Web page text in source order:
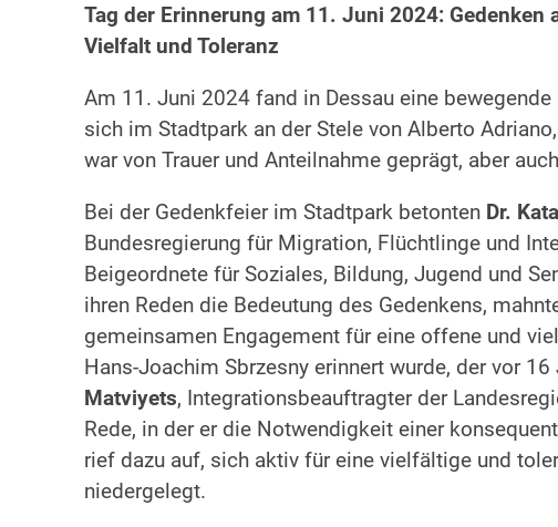
Tag der Erinnerung am 11. Juni 2024:
Vielfalt und Toleranz
Am 11. Juni 2024 fand in Dessau eine
sich im Stadtpark an der Stele von Alberto
war von Trauer und Anteilnahme geprägt, aber
Bei der Gedenkfeier im Stadtpark betonten Dr.
Bundesregierung für Migration, Flüchtlinge und
Beigeordnete für Soziales, Bildung, Jugend und
ihren Reden die Bedeutung des Gedenkens,
gemeinsamen Engagement für eine offene und
Hans-Joachim Sbrzesny erinnert wurde, der vor
Matviyets, Integrationsbeauftragter der
Rede, in der er die Notwendigkeit einer
rief dazu auf, sich aktiv für eine vielfältige und
niedergelegt.